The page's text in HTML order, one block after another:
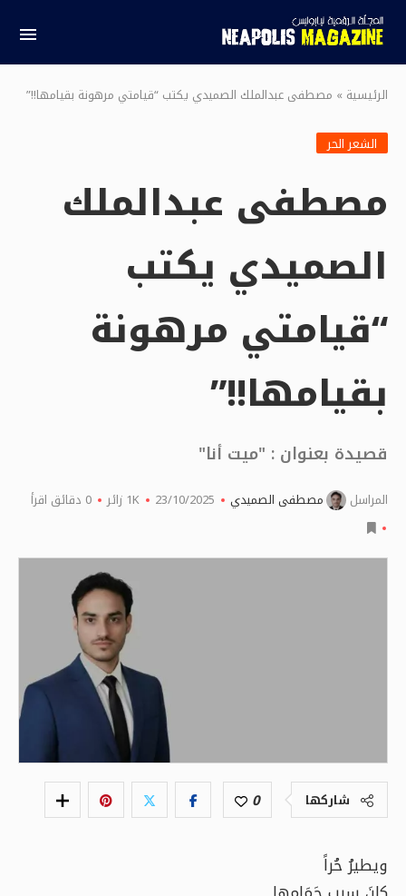
الرئيسية » مصطفى عبدالملك الصميدي يكتب “قيامتي مرهونة بقيامها!!”
الشعر الحر
مصطفى عبدالملك
الصميدي يكتب
“قيامتي مرهونة
بقيامها!!”
قصيدة بعنوان : "ميت أنا"
المراسل مصطفى الصميدي 23/10/2025
1K زائر
شاركها 0
ويطيرُ حُراً